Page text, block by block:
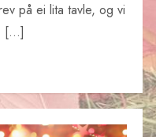
på ei lita tavle, og vi
[…]